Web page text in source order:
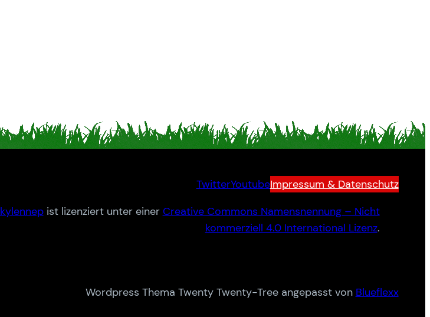
TwitterYoutubeImpressum & Datenschutz
kylennepist lizenziert unter einer Creative Commons Namensnennung – Nicht
kommerziell 4.0 International Lizenz.
Wordpress Thema Twenty Twenty-Tree angepasst von Blueflexx